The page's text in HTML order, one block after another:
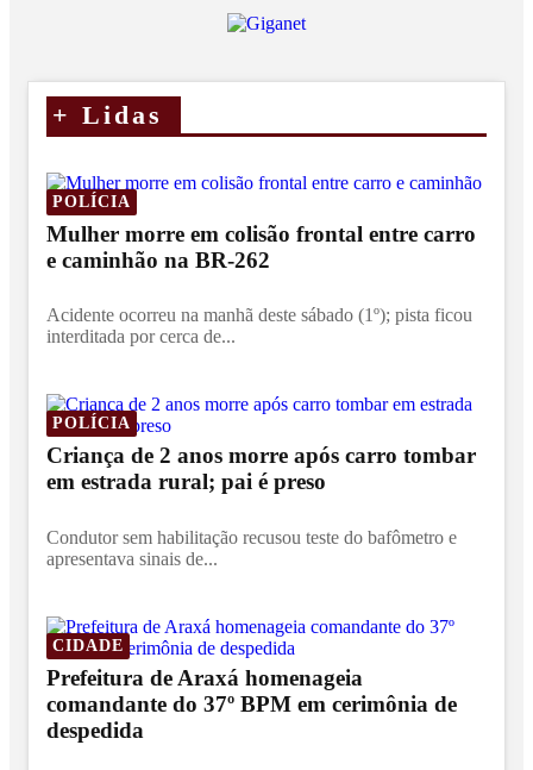
+ Lidas
POLÍCIA
Mulher morre em colisão frontal entre carro
e caminhão na BR-262
Acidente ocorreu na manhã deste sábado (1º); pista ficou
interditada por cerca de...
POLÍCIA
Criança de 2 anos morre após carro tombar
em estrada rural; pai é preso
Condutor sem habilitação recusou teste do bafômetro e
apresentava sinais de...
CIDADE
Prefeitura de Araxá homenageia
comandante do 37º BPM em cerimônia de
despedida